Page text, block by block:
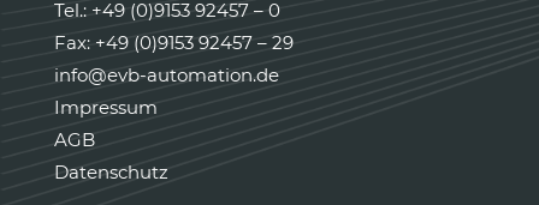
Tel.: +49 (0)9153 92457 – 0
Fax: +49 (0)9153 92457 – 29
info@evb-automation.de
Impressum
AGB
Datenschutz